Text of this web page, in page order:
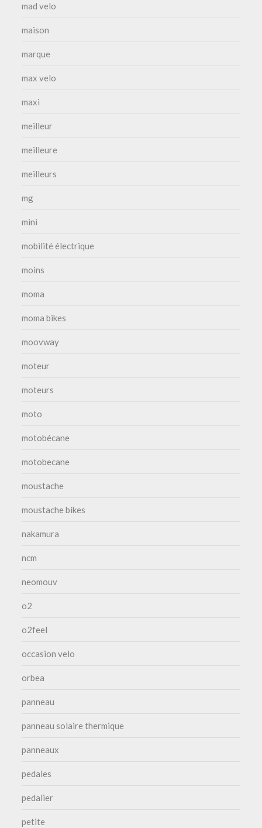
mad velo
maison
marque
max velo
maxi
meilleur
meilleure
meilleurs
mg
mini
mobilité électrique
moins
moma
moma bikes
moovway
moteur
moteurs
moto
motobécane
motobecane
moustache
moustache bikes
nakamura
ncm
neomouv
o2
o2feel
occasion velo
orbea
panneau
panneau solaire thermique
panneaux
pedales
pedalier
petite